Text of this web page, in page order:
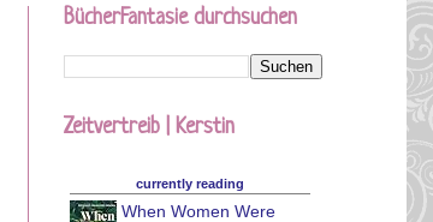
BücherFantasie durchsuchen
Zeitvertreib | Kerstin
currently reading
When Women Were